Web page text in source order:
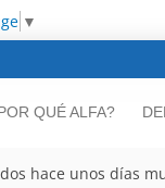
▼
QUÉ ALFA?
hace unos días